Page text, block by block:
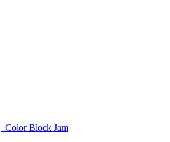
Color Block Jam